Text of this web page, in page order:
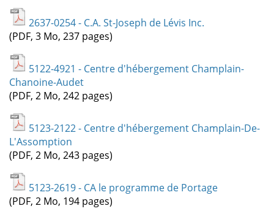
2637-0254 - C.A. St-Joseph de Lévis Inc.
(PDF, 3 Mo, 237 pages)
5122-4921 - Centre d'hébergement Champlain-
Chanoine-Audet
(PDF, 2 Mo, 242 pages)
5123-2122 - Centre d'hébergement Champlain-De-
L'Assomption
(PDF, 2 Mo, 243 pages)
5123-2619 - CA le programme de Portage
(PDF, 2 Mo, 194 pages)